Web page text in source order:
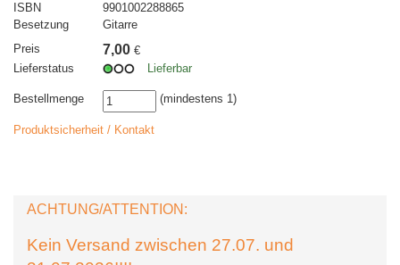
ISBN
9901002288865
Besetzung
Gitarre
Preis
7,00 €
Lieferstatus
Lieferbar
Bestellmenge (mindestens 1)
Produktsicherheit / Kontakt
ACHTUNG/ATTENTION:
Kein Versand zwischen 27.07. und